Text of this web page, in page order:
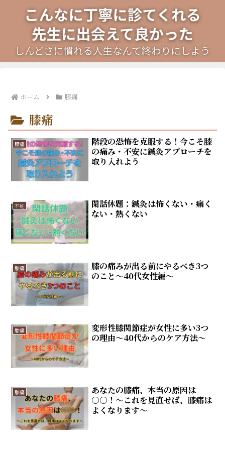
ホーム 膝痛
膝痛
腰痛
階段の恐怖を克服する！今こそ膝
の痛み・不安に鍼灸アプローチを
取り入れよう
不妊
閑話休題：鍼灸は怖くない・痛く
ない・熱くない
膝痛
膝の痛みが出る前にやるべき3つ
のこと～40代女性編～
膝痛
変形性膝関節症が女性に多い3つ
の理由～40代からのケア方法～
膝痛
あなたの膝痛、本当の原因は
○○！～これを見直せば、膝痛は
よくなります～